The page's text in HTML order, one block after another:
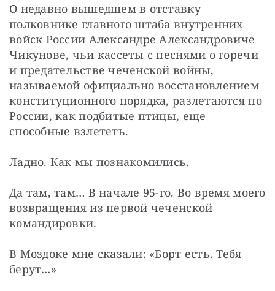
О недавно вышедшем в отставку
полковнике главного штаба внутренних
войск России Александре Александровиче
Чикунове, чьи кассеты с песнями о горечи
и предательстве чеченской войны,
называемой официально восстановлением
конституционного порядка, разлетаются по
России, как подбитые птицы, еще
способные взлететь.
Ладно. Как мы познакомились.
Да там, там… В начале 95-го. Во время моего
возвращения из первой чеченской
командировки.
В Моздоке мне сказали: «Борт есть. Тебя
берут…»